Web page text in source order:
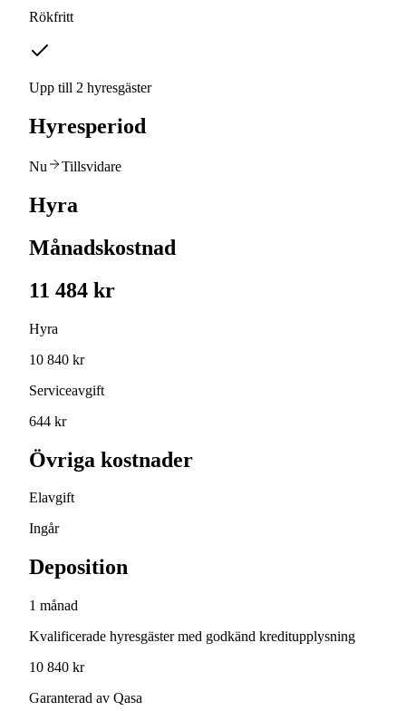
Rökfritt
Upp till 2 hyresgäster
Hyresperiod
Nu Tillsvidare
Hyra
Månadskostnad
11 484 kr
Hyra
10 840 kr
Serviceavgift
644 kr
Övriga kostnader
Elavgift
Ingår
Deposition
1 månad
Kvalificerade hyresgäster med godkänd kreditupplysning
10 840 kr
Garanterad av Qasa